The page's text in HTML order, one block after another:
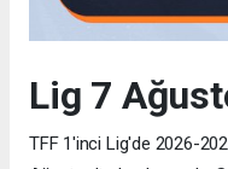
Lig 7
TFF 1'inci Lig'de 2026-